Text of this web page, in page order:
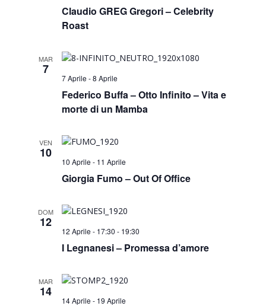
Claudio GREG Gregori – Celebrity
Roast
MAR
7
7 Aprile -8 Aprile
Federico Buffa – Otto Infinito – Vita e
morte di un Mamba
VEN
10
10 Aprile - 11 Aprile
Giorgia Fumo – Out Of Office
DOM
12
12 Aprile - 17:30 - 19:30
I Legnanesi – Promessa d’amore
MAR
14
14 Aprile - 19 Aprile